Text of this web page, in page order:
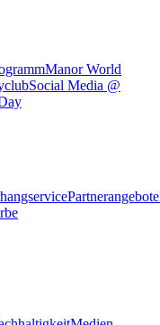
Manor World
Social Media @
Partnerangebote